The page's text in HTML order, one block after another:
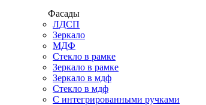
Фасады
ЛДСП
Зеркало
МДФ
Стекло в рамке
Зеркало в рамке
Зеркало в мдф
Стекло в мдф
С интегрированными ручками